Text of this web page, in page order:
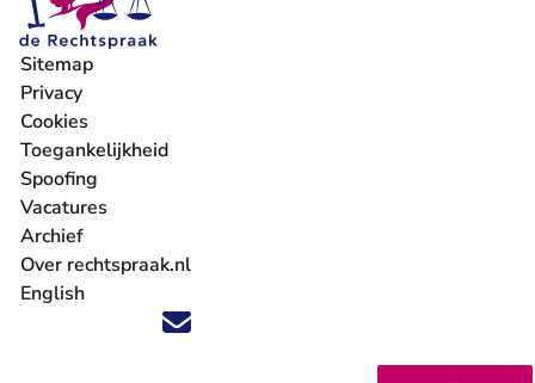
Volg ons op X (Twitter) - U verlaat Rechtspraak.nl
Volg ons op Facebook - U verlaat Rechtspraak.nl
Volg ons op Instagram - U verlaat Rechtspraak.nl
Volg ons op Youtube - U verlaat Rechtspraak.nl
Volg ons op LinkedIn - U verlaat
'Blijf op de hoogte' nieuwsbrief - U verlaat
Sitemap
Privacy
Cookies
Toegankelijkheid
Spoofing
Vacatures
- U verlaat Rechtspraak.nl
Archief
Over rechtspraak.nl
English